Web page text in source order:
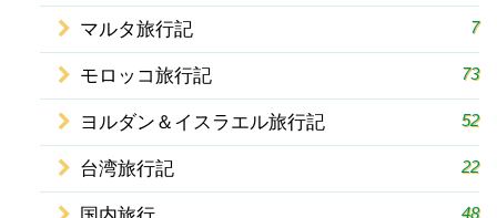
マルタ旅行記 7
モロッコ旅行記 73
ヨルダン＆イスラエル旅行記 52
台湾旅行記 22
48